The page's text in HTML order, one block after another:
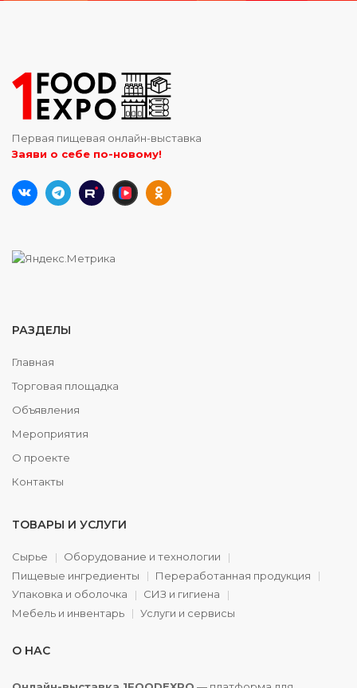
Первая пищевая онлайн-выставка
Заяви о себе по-новому!
РАЗДЕЛЫ
Главная
Торговая площадка
Объявления
Мероприятия
О проекте
Контакты
ТОВАРЫ И УСЛУГИ
Сырье
Оборудование и технологии
Пищевые ингредиенты
Переработанная продукция
Упаковка и оболочка
СИЗ и гигиена
Мебель и инвентарь
Услуги и сервисы
О НАС